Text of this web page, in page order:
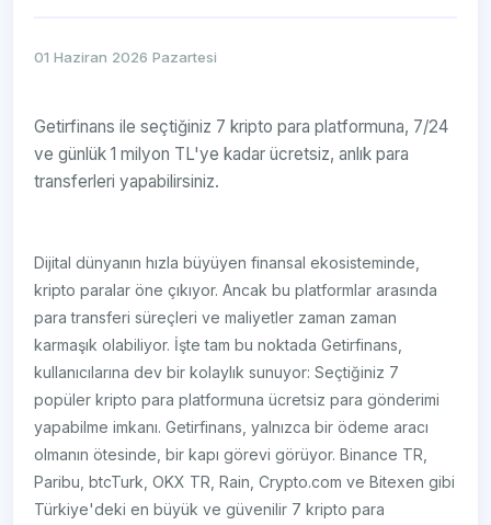
01 Haziran 2026 Pazartesi
Getirfinans ile seçtiğiniz 7 kripto para platformuna, 7/24
ve günlük 1 milyon TL'ye kadar ücretsiz, anlık para
transferleri yapabilirsiniz.
Dijital dünyanın hızla büyüyen finansal ekosisteminde,
kripto paralar öne çıkıyor. Ancak bu platformlar arasında
para transferi süreçleri ve maliyetler zaman zaman
karmaşık olabiliyor. İşte tam bu noktada Getirfinans,
kullanıcılarına dev bir kolaylık sunuyor: Seçtiğiniz 7
popüler kripto para platformuna ücretsiz para gönderimi
yapabilme imkanı. Getirfinans, yalnızca bir ödeme aracı
olmanın ötesinde, bir kapı görevi görüyor. Binance TR,
Paribu, btcTurk, OKX TR, Rain, Crypto.com ve Bitexen gibi
Türkiye'deki en büyük ve güvenilir 7 kripto para